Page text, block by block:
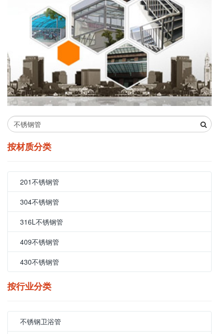
按材质分类
201不锈钢管
304不锈钢管
316L不锈钢管
409不锈钢管
430不锈钢管
按行业分类
不锈钢卫浴管